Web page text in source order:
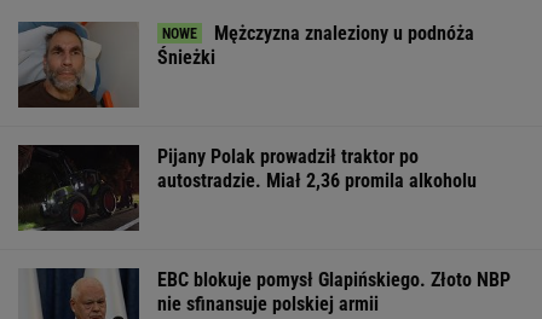
Mężczyzna znaleziony u podnóża
Śnieżki
Pijany Polak prowadził traktor po
autostradzie. Miał 2,36 promila alkoholu
EBC blokuje pomysł Glapińskiego. Złoto NBP
nie sfinansuje polskiej armii